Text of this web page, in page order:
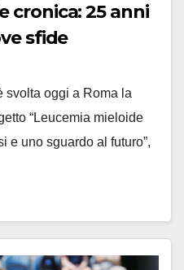
cronica: 25 anni
sfide
svolta oggi a Roma la
“Leucemia mieloide
e uno sguardo al futuro”,